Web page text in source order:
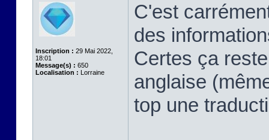
Inscription : 29 Mai 2022,
18:01
Message(s) : 650
Localisation : Lorraine
C'est
des
Certes ça
anglaise
top une